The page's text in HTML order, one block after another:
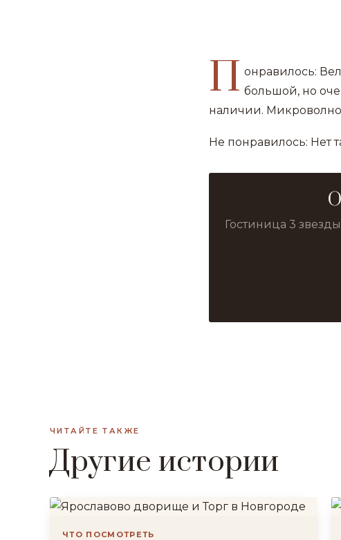
П онравилось:
большой, но
наличии.
Не понравилось: Нет
Гостиница 3
ЧИТАЙТЕ ТАКЖЕ
Другие истории
ЧТО ПОСМОТРЕТЬ